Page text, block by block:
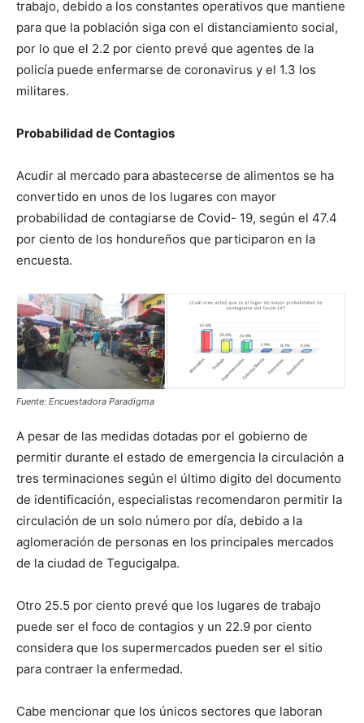
trabajo, debido a los constantes operativos que mantiene
para que la población siga con el distanciamiento social,
por lo que el 2.2 por ciento prevé que agentes de la
policía puede enfermarse de coronavirus y el 1.3 los
militares.
Probabilidad de Contagios
Acudir al mercado para abastecerse de alimentos se ha
convertido en unos de los lugares con mayor
probabilidad de contagiarse de Covid- 19, según el 47.4
por ciento de los hondureños que participaron en la
encuesta.
Fuente: Encuestadora Paradigma
A pesar de las medidas dotadas por el gobierno de
permitir durante el estado de emergencia la circulación a
tres terminaciones según el último digito del documento
de identificación, especialistas recomendaron permitir la
circulación de un solo número por día, debido a la
aglomeración de personas en los principales mercados
de la ciudad de Tegucigalpa.
Otro 25.5 por ciento prevé que los lugares de trabajo
puede ser el foco de contagios y un 22.9 por ciento
considera que los supermercados pueden ser el sitio
para contraer la enfermedad.
Cabe mencionar que los únicos sectores que laboran